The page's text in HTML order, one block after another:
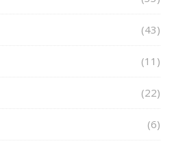
(43)
(11)
(22)
(6)